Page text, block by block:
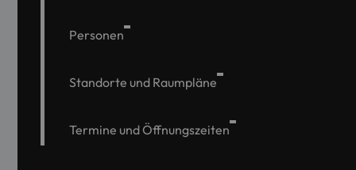
Personen
Standorte und Raumpläne
Termine und Öffnungszeiten